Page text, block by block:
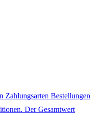
Zahlungsarten Bestellungen
Der Gesamtwert